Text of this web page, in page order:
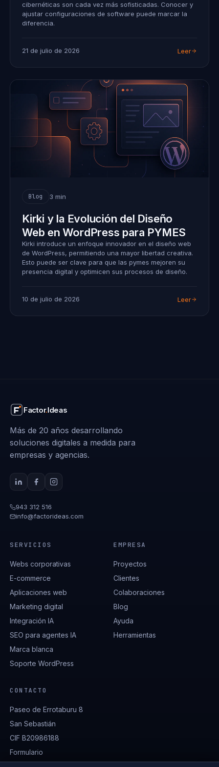
cibernéticas son cada vez más sofisticadas. Conocer y
ajustar configuraciones de software puede marcar la
diferencia.
21 de julio de 2026 Leer
Blog 3 min
Kirki y la Evolución del Diseño
Web en WordPress para PYMES
Kirki introduce un enfoque innovador en el diseño web
de WordPress, permitiendo una mayor libertad creativa.
Esto puede ser clave para que las pymes mejoren su
presencia digital y optimicen sus procesos de diseño.
10 de julio de 2026 Leer
Factor.Ideas
Más de 20 años desarrollando
soluciones digitales a medida para
empresas y agencias.
943 312 516
info@factorideas.com
SERVICIOS
Webs corporativas
E-commerce
Aplicaciones web
Marketing digital
Integración IA
SEO para agentes IA
Marca blanca
Soporte WordPress
EMPRESA
Proyectos
Clientes
Colaboraciones
Blog
Ayuda
Herramientas
CONTACTO
Paseo de Errotaburu 8
San Sebastián
CIF B20986188
Formulario